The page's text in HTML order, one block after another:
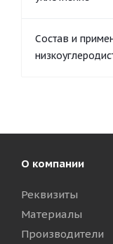
Состав и
О компании
Реквизиты
Материалы
Производители